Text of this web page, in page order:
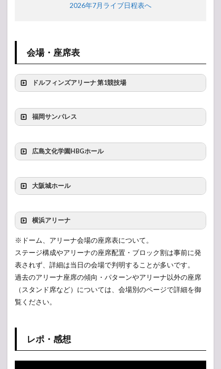
2026年7月ライブ日程表へ
会場・座席表
ドルフィンズアリーナ 第1競技場
福岡サンパレス
広島文化学園HBGホール
大阪城ホール
横浜アリーナ
※ドーム、アリーナ会場の座席表について。
ステージ構成やアリーナの座席配置・ブロック割は事前に発
表されず、詳細は当日の会場で判明することが多いです。
過去のアリーナ座席の傾向・パターンやアリーナ以外の座席
（スタンド席など）については、会場別のページで詳細を御
覧ください。
レポ・感想